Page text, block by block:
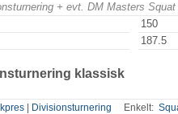
+ evt. DM Masters
150
187.5
klassisk
Divisionsturnering Enkelt: